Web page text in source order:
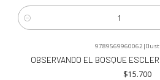
Cantidad
9789569960062|
OBSERVANDO EL BOSQUE
$15.700